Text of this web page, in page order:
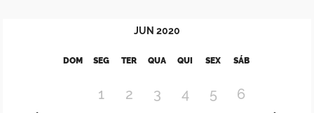
JUN 2020
DOM SEG TER QUA QUI SEX SÁB
1 2 3 4 5
6